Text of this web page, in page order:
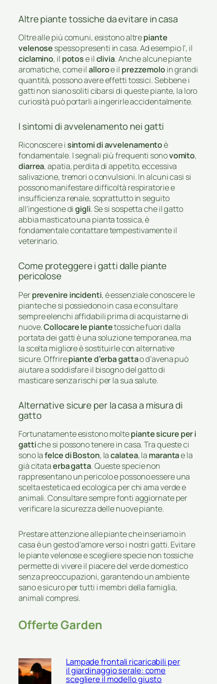
Altre piante tossiche da evitare in casa
Oltre alle più comuni, esistono altrepiante
velenose spesso presenti in casa. Ad esempio l’, il
ciclamino, il potose ilclivia. Anche alcune piante
aromatiche, come ilalloroe il prezzemoloin grandi
quantità, possono avere effetti tossici. Sebbene i
gatti non siano soliti cibarsi di queste piante, la loro
curiosità può portarli a ingerirle accidentalmente.
I sintomi di avvelenamento nei gatti
Riconoscere isintomi di avvelenamentoè
fondamentale. I segnali più frequenti sonovomito,
diarrea, apatia, perdita di appetito, eccessiva
salivazione, tremori o convulsioni. In alcuni casi si
possono manifestare difficoltà respiratorie e
insufficienza renale, soprattutto in seguito
all’ingestione digigli. Se si sospetta che il gatto
abbia masticato una pianta tossica, è
fondamentale contattare tempestivamente il
veterinario.
Come proteggere i gatti dalle piante
pericolose
Perprevenire incidenti, è essenziale conoscere le
piante che si possiedono in casa e consultare
sempre elenchi affidabili prima di acquistarne di
nuove.Collocare le piantetossiche fuori dalla
portata dei gatti è una soluzione temporanea, ma
la scelta migliore è sostituirle con alternative
sicure. Offrirepiante d’erba gattao d’avena può
aiutare a soddisfare il bisogno del gatto di
masticare senza rischi per la sua salute.
Alternative sicure per la casa a misura di
gatto
Fortunatamente esistono moltepiante sicure per i
gattiche si possono tenere in casa. Tra queste ci
sono lafelce di Boston, lacalatea, la marantae la
già citataerba gatta. Queste specie non
rappresentano un pericolo e possono essere una
scelta estetica ed ecologica per chi ama verde e
animali. Consultare sempre fonti aggiornate per
verificare la sicurezza delle nuove piante.
Prestare attenzione alle piante che inseriamo in
casa è un gesto d’amore verso i nostri gatti. Evitare
le piante velenose e scegliere specie non tossiche
permette di vivere il piacere del verde domestico
senza preoccupazioni, garantendo un ambiente
sano e sicuro per tutti i membri della famiglia,
animali compresi.
Offerte Garden
Lampade frontali ricaricabili per
il giardinaggio serale: come
scegliere il modello giusto